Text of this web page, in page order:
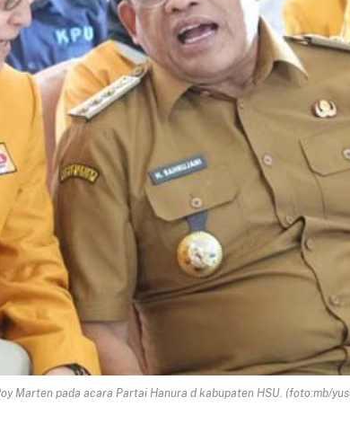
Marten pada acara Partai Hanura d kabupaten HSU. (foto:mb/